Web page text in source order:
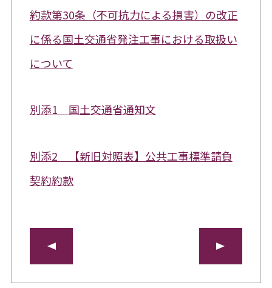
約款第30条（不可抗力による損害）の改正
に係る国土交通省発注工事における取扱い
について
別添1 国土交通省通知文
別添2 【新旧対照表】公共工事標準請負
契約約款